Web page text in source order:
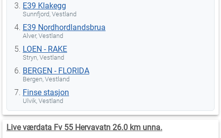
E39 Klakegg
Sunnfjord, Vestland
E39 Nordhordlandsbrua
Alver, Vestland
LOEN - RAKE
Stryn, Vestland
BERGEN - FLORIDA
Bergen, Vestland
Finse stasjon
Ulvik, Vestland
Live værdata Fv 55 Hervavatn 26.0 km unna.